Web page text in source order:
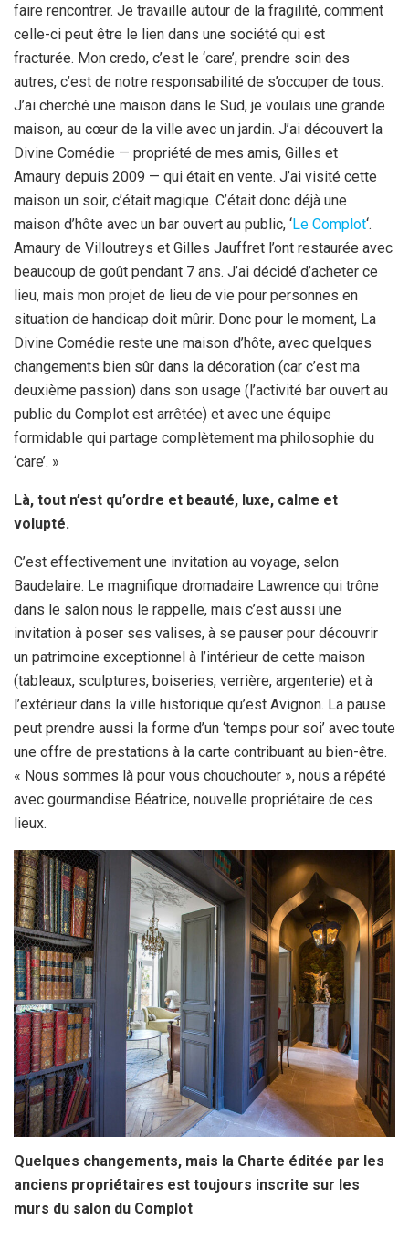
faire rencontrer. Je travaille autour de la fragilité, comment
celle-ci peut être le lien dans une société qui est
fracturée. Mon credo, c’est le ‘care’, prendre soin des
autres, c’est de notre responsabilité de s’occuper de tous.
J’ai cherché une maison dans le Sud, je voulais une grande
maison, au cœur de la ville avec un jardin. J’ai découvert la
Divine Comédie — propriété de mes amis, Gilles et
Amaury depuis 2009 — qui était en vente. J’ai visité cette
maison un soir, c’était magique. C’était donc déjà une
maison d’hôte avec un bar ouvert au public, ‘Le Complot‘.
Amaury de Villoutreys et Gilles Jauffret l’ont restaurée avec
beaucoup de goût pendant 7 ans. J’ai décidé d’acheter ce
lieu, mais mon projet de lieu de vie pour personnes en
situation de handicap doit mûrir. Donc pour le moment, La
Divine Comédie reste une maison d’hôte, avec quelques
changements bien sûr dans la décoration (car c’est ma
deuxième passion) dans son usage (l’activité bar ouvert au
public du Complot est arrêtée) et avec une équipe
formidable qui partage complètement ma philosophie du
‘care’. »
Là, tout n’est qu’ordre et beauté, luxe, calme et
volupté.
C’est effectivement une invitation au voyage, selon
Baudelaire. Le magnifique dromadaire Lawrence qui trône
dans le salon nous le rappelle, mais c’est aussi une
invitation à poser ses valises, à se pauser pour découvrir
un patrimoine exceptionnel à l’intérieur de cette maison
(tableaux, sculptures, boiseries, verrière, argenterie) et à
l’extérieur dans la ville historique qu’est Avignon. La pause
peut prendre aussi la forme d’un ‘temps pour soi’ avec toute
une offre de prestations à la carte contribuant au bien-être.
« Nous sommes là pour vous chouchouter », nous a répété
avec gourmandise Béatrice, nouvelle propriétaire de ces
lieux.
Quelques changements, mais la Charte éditée par les
anciens propriétaires est toujours inscrite sur les
murs du salon du Complot